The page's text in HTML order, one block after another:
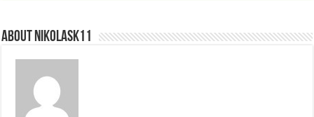
About nikolask11